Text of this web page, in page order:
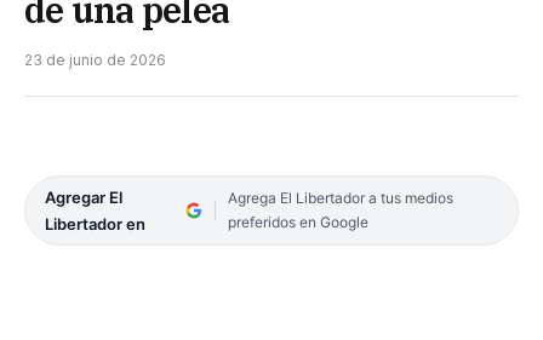
de una pelea
23 de junio de 2026
Agregar El
Libertador en
Agrega El Libertador a tus medios
preferidos en Google